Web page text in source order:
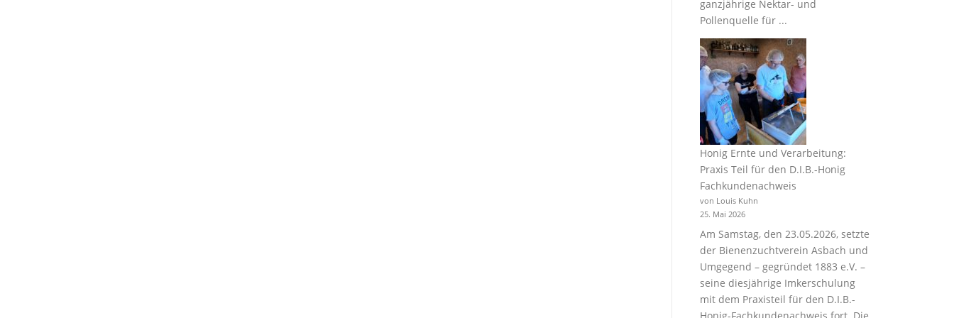
ganzjährige Nektar- und
Pollenquelle für ...
Honig Ernte und Verarbeitung:
Praxis Teil für den D.I.B.-Honig
Fachkundenachweis
von Louis Kuhn
25. Mai 2026
Am Samstag, den 23.05.2026, setzte
der Bienenzuchtverein Asbach und
Umgegend – gegründet 1883 e.V. –
seine diesjährige Imkerschulung
mit dem Praxisteil für den D.I.B.-
Honig-Fachkundenachweis fort. Die